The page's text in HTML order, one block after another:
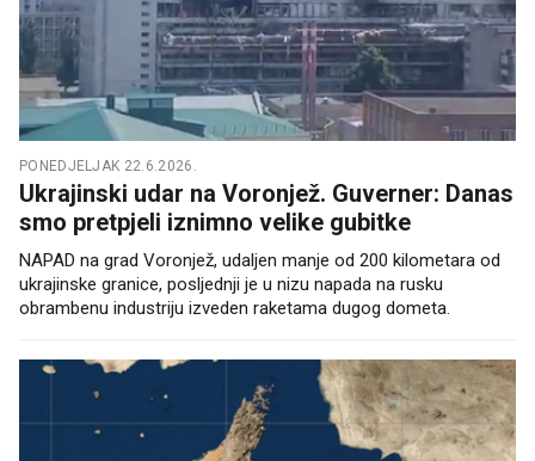
PONEDJELJAK 22.6.2026.
Ukrajinski udar na Voronjež. Guverner: Danas
smo pretpjeli iznimno velike gubitke
NAPAD na grad Voronjež, udaljen manje od 200 kilometara od
ukrajinske granice, posljednji je u nizu napada na rusku
obrambenu industriju izveden raketama dugog dometa.